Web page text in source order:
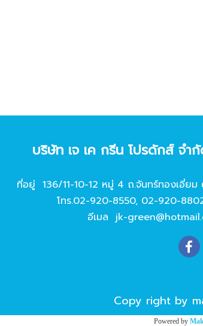
บริษัท เจ เค กรีน โปรดักส์ จํา
ที่อยู่ 136/11-10-12 หมู่ 4 ถ.จันทร์ทองเอี่ยม
โทร.02-920-8550, 02-920-
อีเมล jk-
Copy right by
Powered by